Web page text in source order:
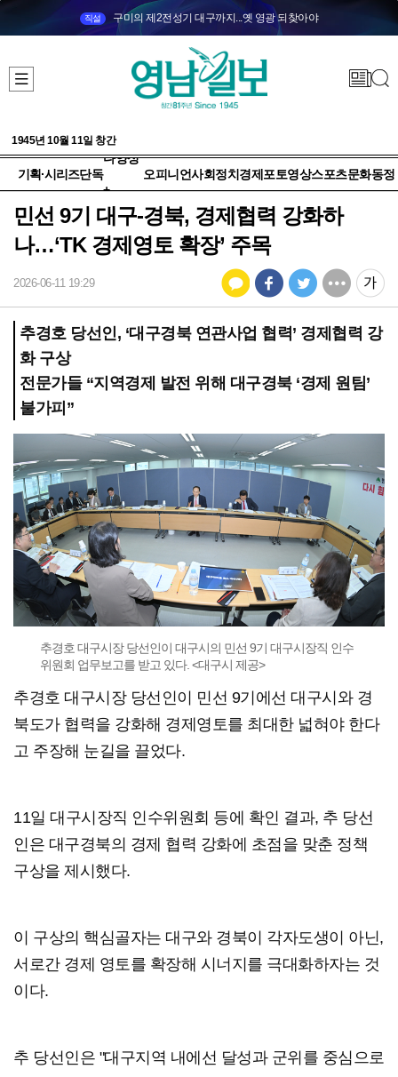
직설 구미의 제2전성기 대구까지...옛 영광 되찾아야
1945년 10월 11일 창간
기획·시리즈단독
다양성
+
오피니언사회정치 경제 포토영상스포츠문화동정
민선 9기 대구-경북, 경제협력 강화하
나…‘TK 경제영토 확장’ 주목
2026-06-11 19:29
추경호 당선인, ‘대구경북 연관사업 협력’ 경제협력 강
화 구상
전문가들 “지역경제 발전 위해 대구경북 ‘경제 원팀’
불가피”
추경호 대구시장 당선인이 대구시의 민선 9기 대구시장직 인수
위원회 업무보고를 받고 있다. <대구시 제공>
추경호 대구시장 당선인이 민선 9기에선 대구시와 경
북도가 협력을 강화해 경제영토를 최대한 넓혀야 한다
고 주장해 눈길을 끌었다.
11일 대구시장직 인수위원회 등에 확인 결과, 추 당선
인은 대구경북의 경제 협력 강화에 초점을 맞춘 정책
구상을 제시했다.
이 구상의 핵심골자는 대구와 경북이 각자도생이 아닌,
서로간 경제 영토를 확장해 시너지를 극대화하자는 것
이다.
추 당선인은 "대구지역 내에선 달성과 군위를 중심으로